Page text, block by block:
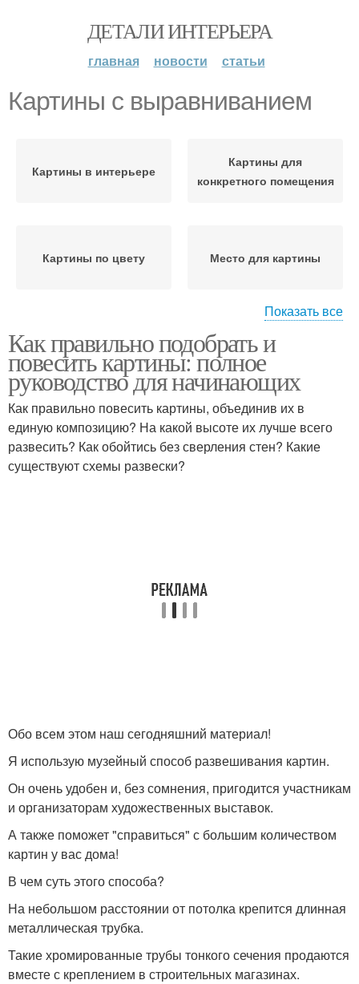
ДЕТАЛИ ИНТЕРЬЕРА
главная новости статьи
Картины с выравниванием
Картины в интерьере
Картины для
конкретного помещения
Картины по цвету Место для картины
Картины в коридоре
Картина над консолью/
комодом
Картина над диваном
Картины над
изголовьем
Модульные картины
Показать все
Как правильно подобрать и
повесить картины: полное
руководство для начинающих
Как правильно повесить картины, объединив их в
единую композицию? На какой высоте их лучше всего
развесить? Как обойтись без сверления стен? Какие
существуют схемы развески?
Обо всем этом наш сегодняшний материал!
Я использую музейный способ развешивания картин.
Он очень удобен и, без сомнения, пригодится участникам
и организаторам художественных выставок.
А также поможет "справиться" с большим количеством
картин у вас дома!
В чем суть этого способа?
На небольшом расстоянии от потолка крепится длинная
металлическая трубка.
Такие хромированные трубы тонкого сечения продаются
вместе с креплением в строительных магазинах.